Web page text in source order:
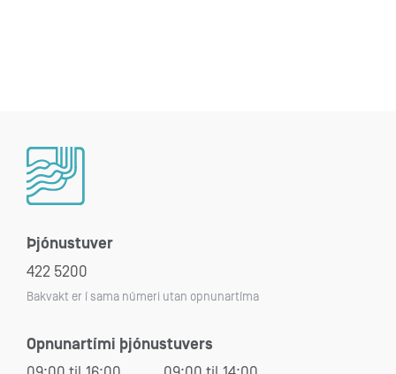
Þjónustuver
422 5200
Bakvakt er í sama númeri utan opnunartíma
Opnunartími þjónustuvers